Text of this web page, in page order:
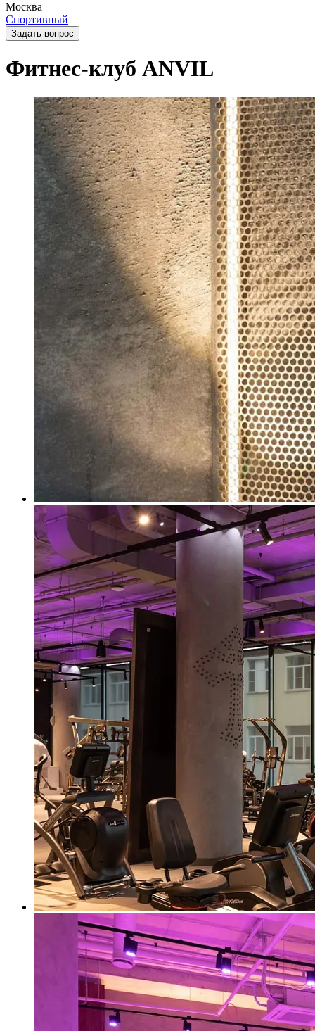
Москва
Спортивный
Задать вопрос
Фитнес-клуб ANVIL